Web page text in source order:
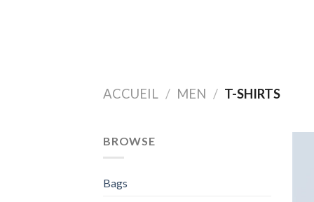
ACCUEIL / MEN / T-SHIRTS
BROWSE
Bags